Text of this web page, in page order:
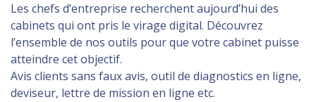
Les chefs d’entreprise recherchent aujourd’hui des
cabinets qui ont pris le virage digital. Découvrez
l’ensemble de nos outils pour que votre cabinet puisse
atteindre cet objectif.
Avis clients sans faux avis, outil de diagnostics en ligne,
deviseur, lettre de mission en ligne etc.